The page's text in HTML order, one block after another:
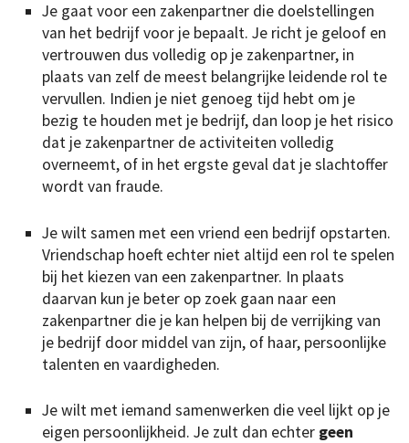
Je gaat voor een zakenpartner die doelstellingen
van het bedrijf voor je bepaalt. Je richt je geloof en
vertrouwen dus volledig op je zakenpartner, in
plaats van zelf de meest belangrijke leidende rol te
vervullen. Indien je niet genoeg tijd hebt om je
bezig te houden met je bedrijf, dan loop je het risico
dat je zakenpartner de activiteiten volledig
overneemt, of in het ergste geval dat je slachtoffer
wordt van fraude.
Je wilt samen met een vriend een bedrijf opstarten.
Vriendschap hoeft echter niet altijd een rol te spelen
bij het kiezen van een zakenpartner. In plaats
daarvan kun je beter op zoek gaan naar een
zakenpartner die je kan helpen bij de verrijking van
je bedrijf door middel van zijn, of haar, persoonlijke
talenten en vaardigheden.
Je wilt met iemand samenwerken die veel lijkt op je
eigen persoonlijkheid. Je zult dan echter geen